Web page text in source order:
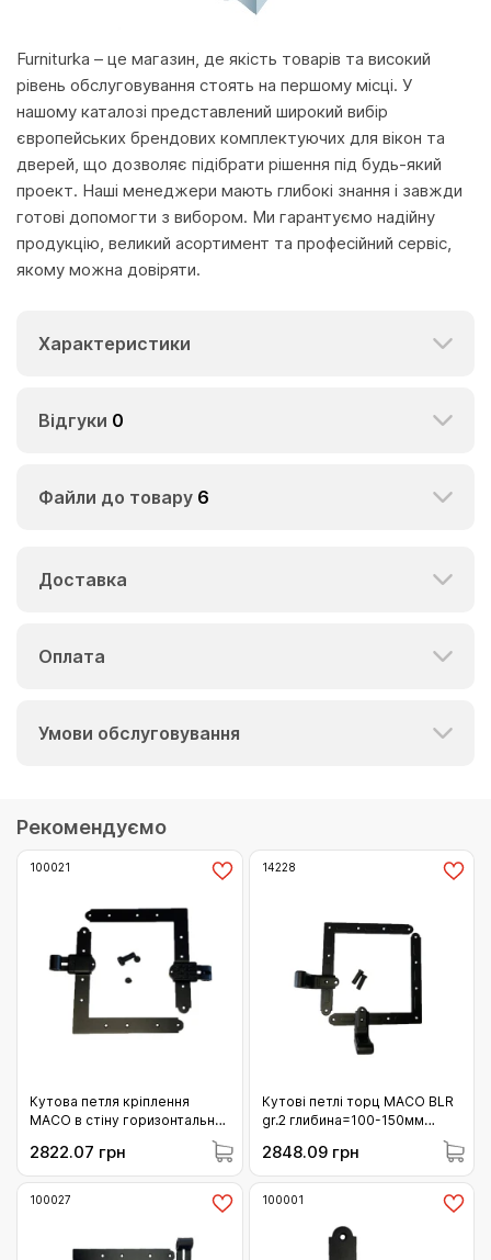
Furniturka – це магазин, де якість товарів та високий
рівень обслуговування стоять на першому місці. У
нашому каталозі представлений широкий вибір
європейських брендових комплектуючих для вікон та
дверей, що дозволяє підібрати рішення під будь-який
проект. Наші менеджери мають глибокі знання і завжди
готові допомогти з вибором. Ми гарантуємо надійну
продукцію, великий асортимент та професійний сервіс,
якому можна довіряти.
Характеристики
Відгуки 0
Файли до товару 6
Доставка
Оплата
Умови обслуговування
Рекомендуємо
100021
Кутова петля кріплення
MACO в стіну горизонтальне
регулювання без накладки
KR= 7 AT= 16-24 чорний
(100021)
2822.07 грн
14228
Кутові петлі торц MACO BLR
gr.2 глибина=100-150мм
2848.09 грн
100027 100001